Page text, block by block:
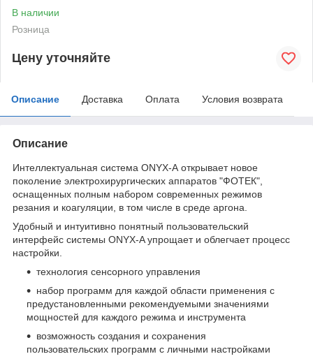
В наличии
Розница
Цену уточняйте
Описание Доставка Оплата Условия возврата
Описание
Интеллектуальная система ONYX-А открывает новое
поколение электрохирургических аппаратов "ФОТЕК",
оснащенных полным набором современных режимов
резания и коагуляции, в том числе в среде аргона.
Удобный и интуитивно понятный пользовательский
интерфейс системы ONYX-A упрощает и облегчает процесс
настройки.
технология сенсорного управления
набор программ для каждой области применения с
предустановленными рекомендуемыми значениями
мощностей для каждого режима и инструмента
возможность создания и сохранения
пользовательских программ с личными настройками